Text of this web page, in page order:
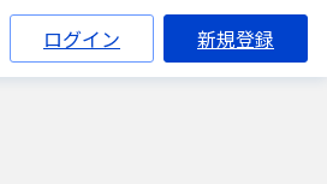
ログイン 新規登録